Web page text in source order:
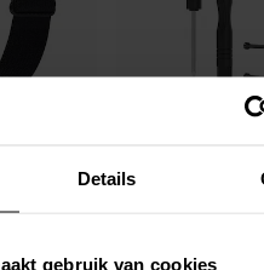
Details
gebruik van cookies
6S